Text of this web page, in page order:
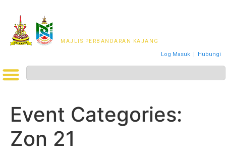
MAJLIS PERBANDARAN KAJANG
Log Masuk | Hubungi
Event Categories:
Zon 21